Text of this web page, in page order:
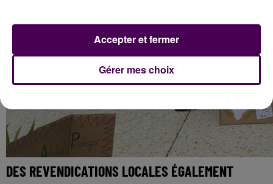
DES REVENDICATIONS LOCALES ÉGALEMENT
Gérer mes choix
Accepter et fermer